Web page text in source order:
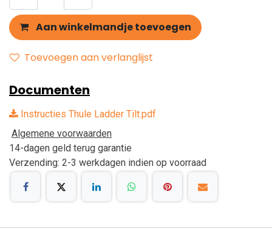
Aan winkelmandje toevoegen
Toevoegen aan verlanglijst
Documenten
Instructies Thule Ladder Tilt.pdf
Algemene voorwaarden
14-dagen geld terug garantie
Verzending: 2-3 werkdagen indien op voorraad